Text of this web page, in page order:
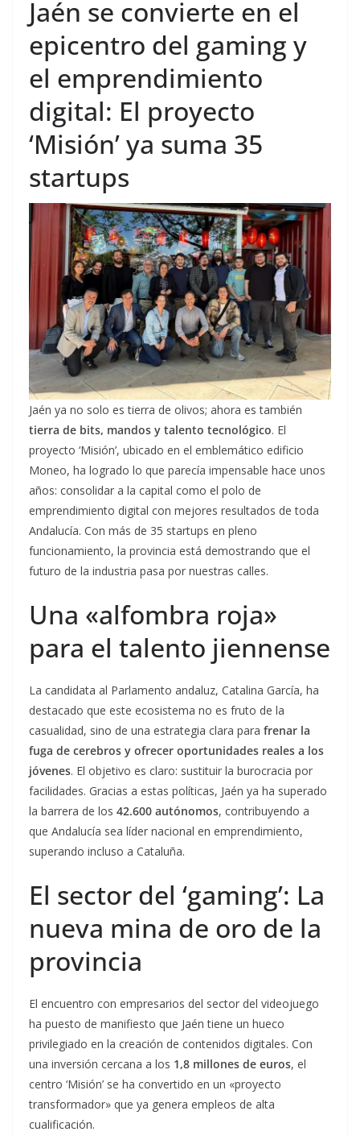
Jaén se convierte en el
epicentro del gaming y
el emprendimiento
digital: El proyecto
‘Misión’ ya suma 35
startups
Jaén ya no solo es tierra de olivos; ahora es también
tierra de bits, mandos y talento tecnológico. El
proyecto ‘Misión’, ubicado en el emblemático edificio
Moneo, ha logrado lo que parecía impensable hace unos
años: consolidar a la capital como el polo de
emprendimiento digital con mejores resultados de toda
Andalucía. Con más de 35 startups en pleno
funcionamiento, la provincia está demostrando que el
futuro de la industria pasa por nuestras calles.
Una «alfombra roja»
para el talento jiennense
La candidata al Parlamento andaluz, Catalina García, ha
destacado que este ecosistema no es fruto de la
casualidad, sino de una estrategia clara para frenar la
fuga de cerebros y ofrecer oportunidades reales a los
jóvenes. El objetivo es claro: sustituir la burocracia por
facilidades. Gracias a estas políticas, Jaén ya ha superado
la barrera de los 42.600 autónomos, contribuyendo a
que Andalucía sea líder nacional en emprendimiento,
superando incluso a Cataluña.
El sector del ‘gaming’: La
nueva mina de oro de la
provincia
El encuentro con empresarios del sector del videojuego
ha puesto de manifiesto que Jaén tiene un hueco
privilegiado en la creación de contenidos digitales. Con
una inversión cercana a los 1,8 millones de euros, el
centro ‘Misión’ se ha convertido en un «proyecto
transformador» que ya genera empleos de alta
cualificación.